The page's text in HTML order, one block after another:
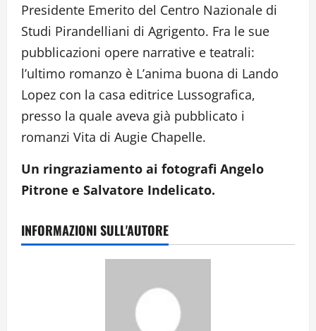
Presidente Emerito del Centro Nazionale di
Studi Pirandelliani di Agrigento. Fra le sue
pubblicazioni opere narrative e teatrali:
l’ultimo romanzo è L’anima buona di Lando
Lopez con la casa editrice Lussografica,
presso la quale aveva già pubblicato i
romanzi Vita di Augie Chapelle.
Un ringraziamento ai fotografi Angelo
Pitrone e Salvatore Indelicato.
INFORMAZIONI SULL'AUTORE